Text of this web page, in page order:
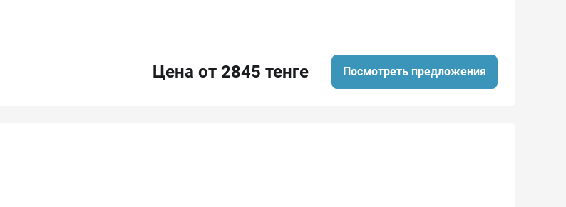
Цена от 2845 тенге Посмотреть предложения